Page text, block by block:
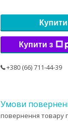
Купити
Купити з
+380 (66) 711-44-39
повернення товару